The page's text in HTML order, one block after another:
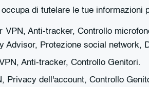
di tutelare le tue informazioni
VPN, Anti-tracker, Controllo
Advisor, Protezione social network,
Anti-tracker, Controllo Genitori.
Privacy dell'account, Controllo